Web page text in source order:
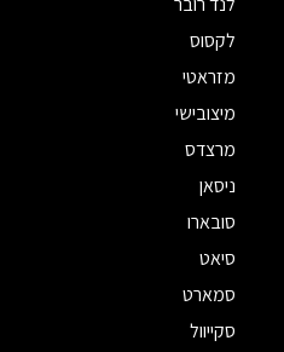
לקסוס
מזראטי
מיצובישי
מרצדס
ניסאן
סובארו
סיאט
סמארט
סקייוול